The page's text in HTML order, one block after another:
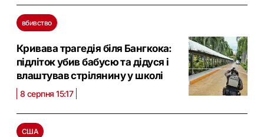
вбивство
Кривава трагедія біля Бангкока:
підліток убив бабусю та дідуся і
влаштував стрілянину у школі
8 серпня 15:17
США